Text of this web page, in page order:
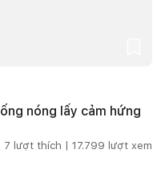
nóng lấy cảm hứng
7 lượt thích | 17.799 lượt xem